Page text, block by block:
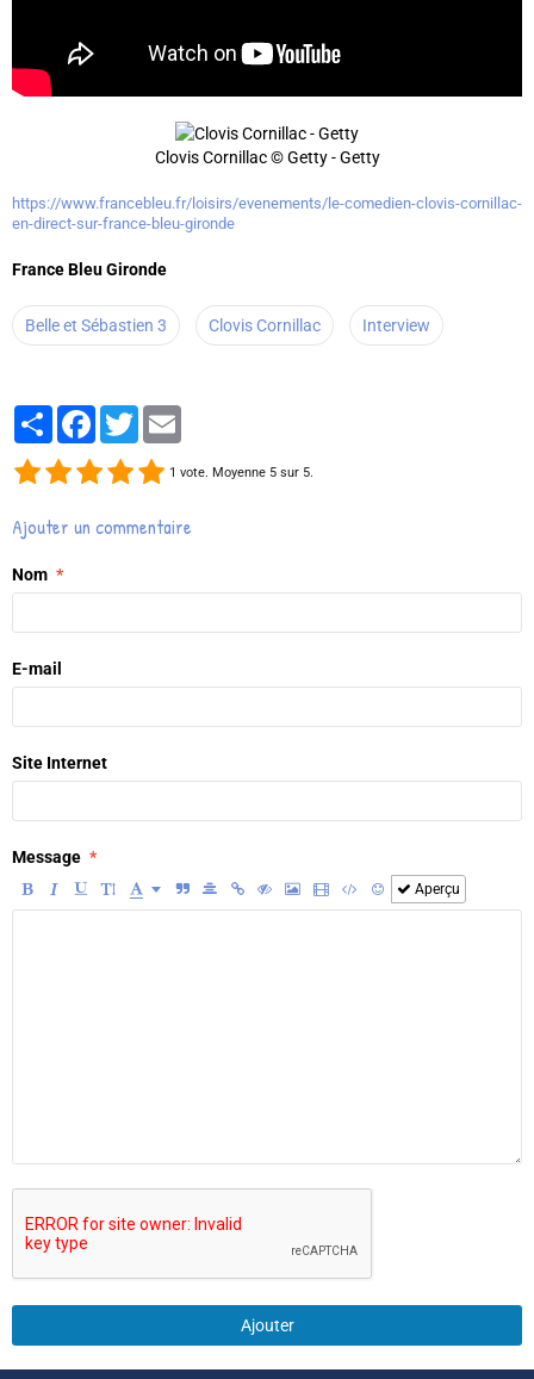
Clovis Cornillac © Getty - Getty
https://www.francebleu.fr/loisirs/evenements/le-comedien-clovis-cornillac-
en-direct-sur-france-bleu-gironde
France Bleu Gironde
Belle et Sébastien 3 Clovis Cornillac Interview
PartagerFacebook
Twitter
1 vote. Moyenne 5 sur 5.
Ajouter un commentaire
Nom
E-mail
Site Internet
Message
Aperçu
Ajouter